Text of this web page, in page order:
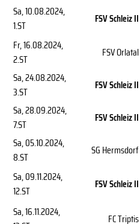
Sa, 10.08.2024,
1.ST
FSV Schleiz II
Fr, 16.08.2024,
2.ST
FSV Orlatal
Sa, 24.08.2024,
3.ST
FSV Schleiz II
Sa, 28.09.2024,
7.ST
FSV Schleiz II
Sa, 05.10.2024,
8.ST
SG Hermsdorf
Sa, 09.11.2024,
12.ST
FSV Schleiz II
Sa, 16.11.2024,
FC Triptis